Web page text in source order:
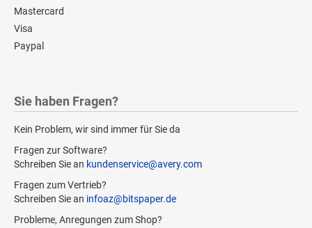
Mastercard
Visa
Paypal
Sie haben Fragen?
Kein Problem, wir sind immer für Sie da
Fragen zur Software?
Schreiben Sie an kundenservice@avery.com
Fragen zum Vertrieb?
Schreiben Sie an infoaz@bitspaper.de
Probleme, Anregungen zum Shop?